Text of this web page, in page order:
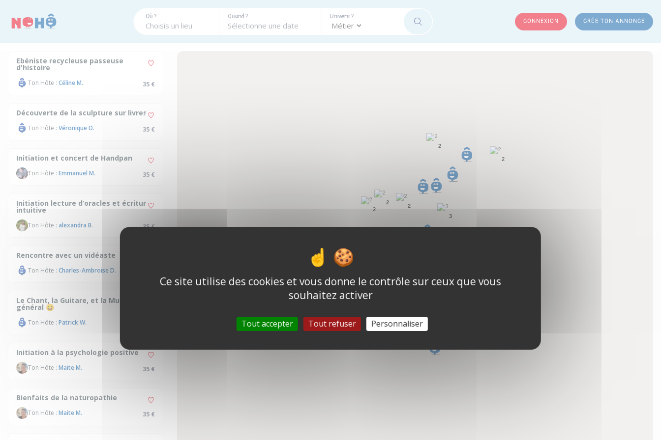
Où ? Quand ? Univers ?
RECHERCHER CONNEXION CRÉE TON ANNONCE
Ebéniste recycleuse passeuse
d'histoire
Ton Hôte : Céline M. 35 €
Découverte de la sculpture sur livres
Ton Hôte : Véronique D. 35 €
Initiation et concert de Handpan
Ton Hôte : Emmanuel M. 35 €
Initiation lecture d’oracles et écriture
intuitive
Ton Hôte : alexandra B. 35 €
Rencontre avec un vidéaste
Ton Hôte : Charles-Ambroise D.
Le Chant, la Guitare, et la Musique en
général 😀
Ton Hôte : Patrick W.
Initiation à la psychologie positive
Ton Hôte : Maite M. 35 €
Bienfaits de la naturopathie
Ton Hôte : Maite M. 35 €
2
2
2
2
3
2
Ce site utilise des cookies et vous donne le contrôle sur ceux que vous
souhaitez activer
Tout accepter Tout refuser Personnaliser